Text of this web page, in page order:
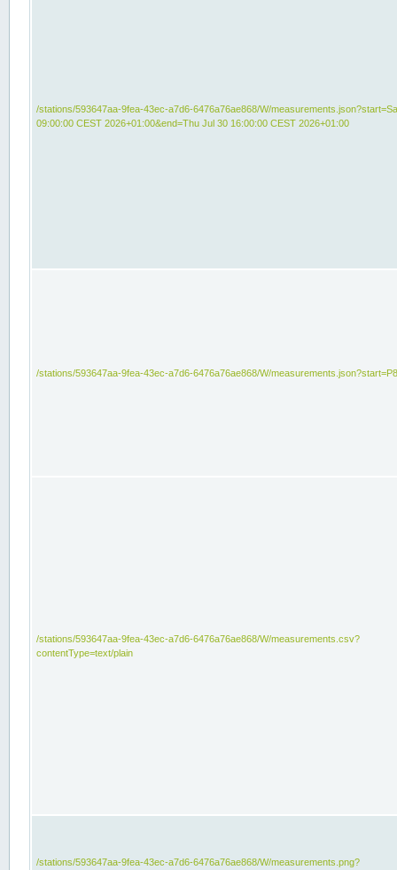
/stations/593647aa-9fea-43ec-a7d6-6476a76ae868/W/
09:00:00 CEST 2026+01:00&end=Thu Jul 30 16:00:00 CEST 2026+01:00
/stations/593647aa-9fea-43ec-a7d6-6476a76ae868/W/
/stations/593647aa-9fea-43ec-a7d6-6476a76ae868/W/measurements.csv?
contentType=text/plain
/stations/593647aa-9fea-43ec-a7d6-6476a76ae868/W/measurements.png?